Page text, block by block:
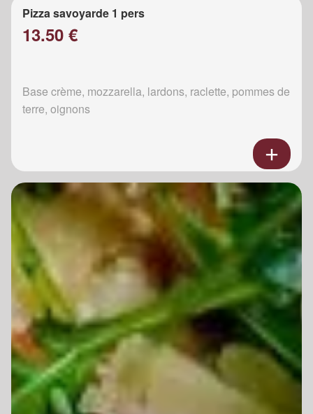
Pizza savoyarde 1 pers
13.50 €
Base crème, mozzarella, lardons, raclette, pommes de
terre, oignons